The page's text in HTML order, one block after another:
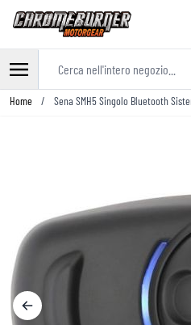
Salta al contenuto
Home / Sena SMH5 Singolo Bluetooth